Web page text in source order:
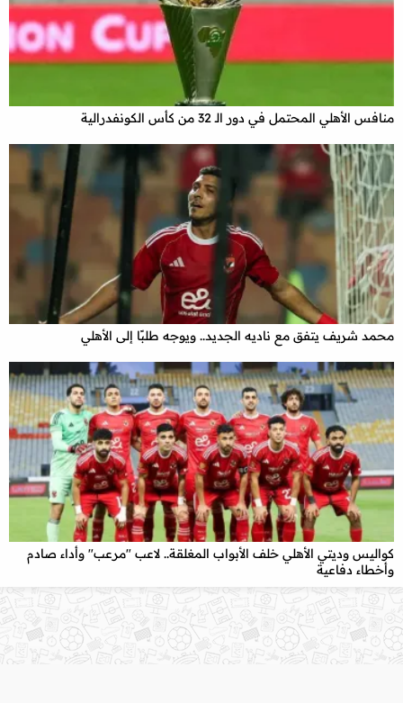
منافس الأهلي المحتمل في دور الـ 32 من كأس الكونفدرالية
محمد شريف يتفق مع ناديه الجديد.. ويوجه طلبًا إلى الأهلي
كواليس وديتي الأهلي خلف الأبواب المغلقة.. لاعب "مرعب" وأداء صادم
وأخطاء دفاعية